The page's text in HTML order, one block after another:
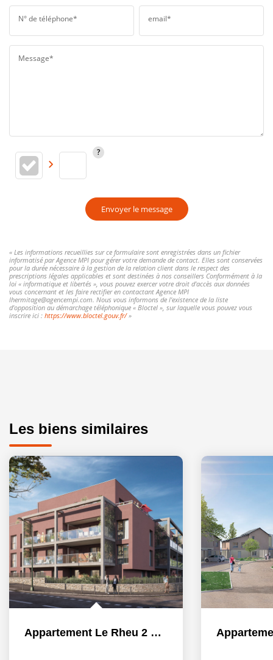
N° de téléphone* email*
Message*
Envoyer le message
« Les informations recueillies sur ce formulaire sont enregistrées dans un fichier
informatisé par Agence MPI pour gérer votre demande de contact. Elles sont conservées
pour la durée nécessaire à la gestion de la relation client dans le respect des
prescriptions légales applicables et sont destinées à nos conseillers Conformément à la
loi « informatique et libertés », vous pouvez exercer votre droit d'accès aux données
vous concernant et les faire rectifier en contactant Agence MPI
lhermitage@agencempi.com. Nous vous informons de l'existence de la liste
d'opposition au démarchage téléphonique « Bloctel », sur laquelle vous pouvez vous
inscrire ici : https://www.bloctel.gouv.fr/»
Les biens similaires
Appartement Le Rheu 2 pièce(s) 42.14 m2